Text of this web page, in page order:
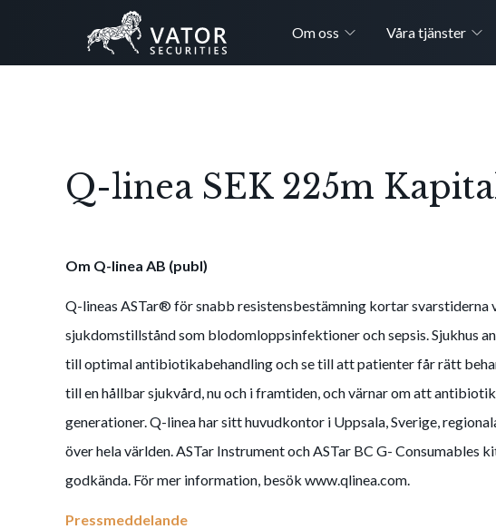
Om oss Våra tjänster
Q-linea SEK 225m
Om Q-linea AB (publ)
Q-lineas ASTar® för snabb resistensbestämning kortar
sjukdomstillstånd som blodomloppsinfektioner och sepsis. Sjukhus
till optimal antibiotikabehandling och se till att patienter får rätt
till en hållbar sjukvård, nu och i framtiden, och värnar om att
generationer. Q-linea har sitt huvudkontor i Uppsala, Sverige,
över hela världen. ASTar Instrument och ASTar BC G- Consumables
godkända. För mer information, besök www.qlinea.com.
Pressmeddelande